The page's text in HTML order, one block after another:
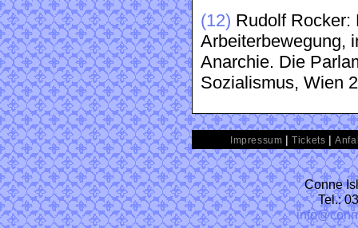
(12) Rudolf Rocker:
Arbeiterbewegung,
Anarchie. Die
Sozialismus, Wien
Impressum |Tickets |
Conne
Tel.: